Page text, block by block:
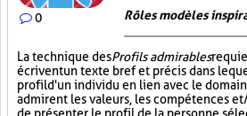
0 Rôles modèles
La technique desProfils admirables
écrivent un texte bref et précis dans
profil d'un individu en lien avec le
admirent les valeurs, les compétences